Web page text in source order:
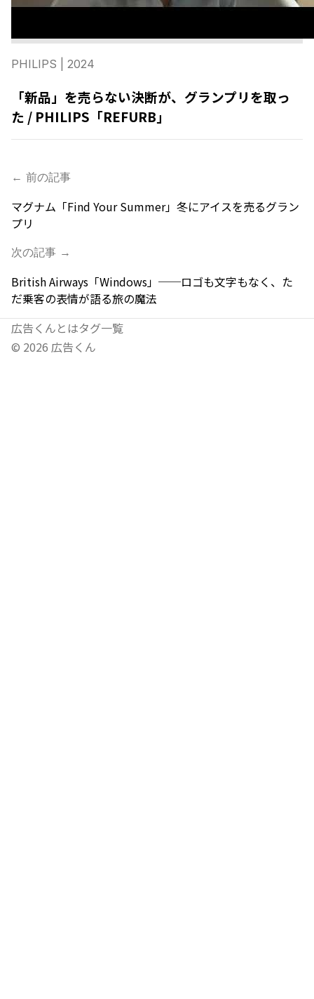
PHILIPS | 2024
「新品」を売らない決断が、グランプリを取っ
た / PHILIPS「REFURB」
← 前の記事
マグナム「Find Your Summer」冬にアイスを売るグラン
プリ
次の記事 →
British Airways「Windows」──ロゴも文字もなく、た
だ乗客の表情が語る旅の魔法
広告くんとはタグ一覧
© 2026 広告くん